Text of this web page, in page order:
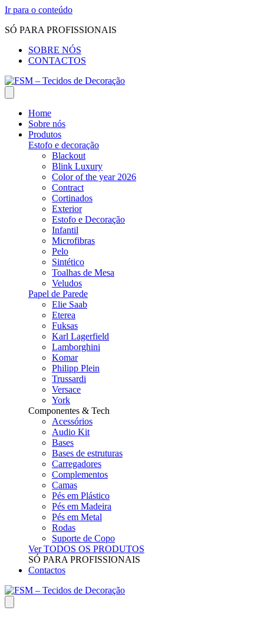
Ir para o conteúdo
SÓ PARA PROFISSIONAIS
SOBRE NÓS
CONTACTOS
Home
Sobre nós
Produtos
Estofo e decoração
Blackout
Blink Luxury
Color of the year 2026
Contract
Cortinados
Exterior
Estofo e Decoração
Infantil
Microfibras
Pelo
Sintético
Toalhas de Mesa
Veludos
Papel de Parede
Elie Saab
Eterea
Fuksas
Karl Lagerfield
Lamborghini
Komar
Philipp Plein
Trussardi
Versace
York
Componentes & Tech
Acessórios
Audio Kit
Bases
Bases de estruturas
Carregadores
Complementos
Camas
Pés em Plástico
Pés em Madeira
Pés em Metal
Rodas
Suporte de Copo
Ver TODOS OS PRODUTOS
SÓ PARA PROFISSIONAIS
Contactos